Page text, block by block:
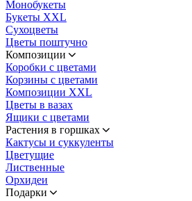
Монобукеты
Букеты XXL
Сухоцветы
Цветы поштучно
Композиции
Коробки с цветами
Корзины с цветами
Композиции XXL
Цветы в вазах
Ящики с цветами
Растения в горшках
Кактусы и суккуленты
Цветущие
Лиственные
Орхидеи
Подарки